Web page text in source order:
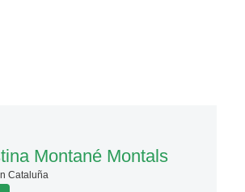
Montané Montals
Cataluña